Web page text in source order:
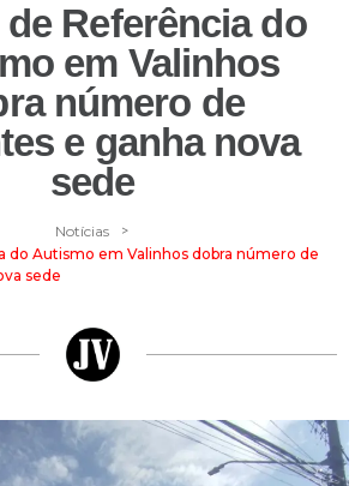
Referência do
em Valinhos
número de
e ganha nova
sede
Notícias >
do Autismo em Valinhos dobra número de
sede